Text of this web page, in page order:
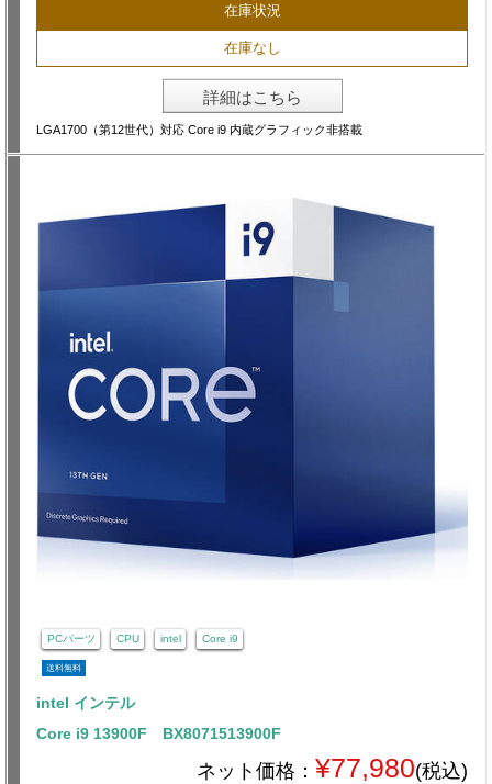
在庫状況
在庫なし
詳細はこちら
LGA1700（第12世代）対応 Core i9 内蔵グラフィック非搭載
PCパーツ CPU intel Core i9
送料無料
intel インテル
Core i9 13900F BX8071513900F
ネット価格： ¥77,980(税込)